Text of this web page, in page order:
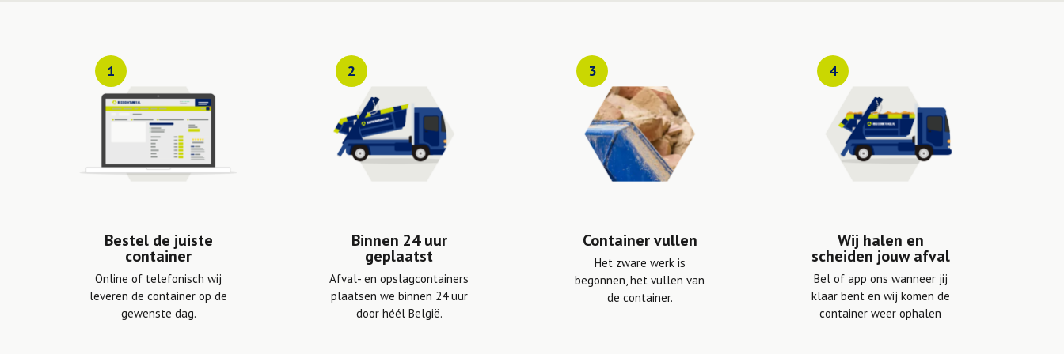
1
Bestel de juiste
container
Online of telefonisch wij
leveren de container op de
gewenste dag.
2
Binnen 24 uur
geplaatst
Afval- en opslagcontainers
plaatsen we binnen 24 uur
door héél België.
3
Container vullen
Het zware werk is
begonnen, het vullen van
de container.
4
Wij halen en
scheiden jouw afval
Bel of app ons wanneer jij
klaar bent en wij komen de
container weer ophalen